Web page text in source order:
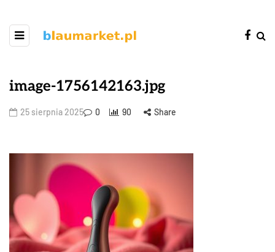
image-1756142163.jpg
25 sierpnia 2025 0 90 Share